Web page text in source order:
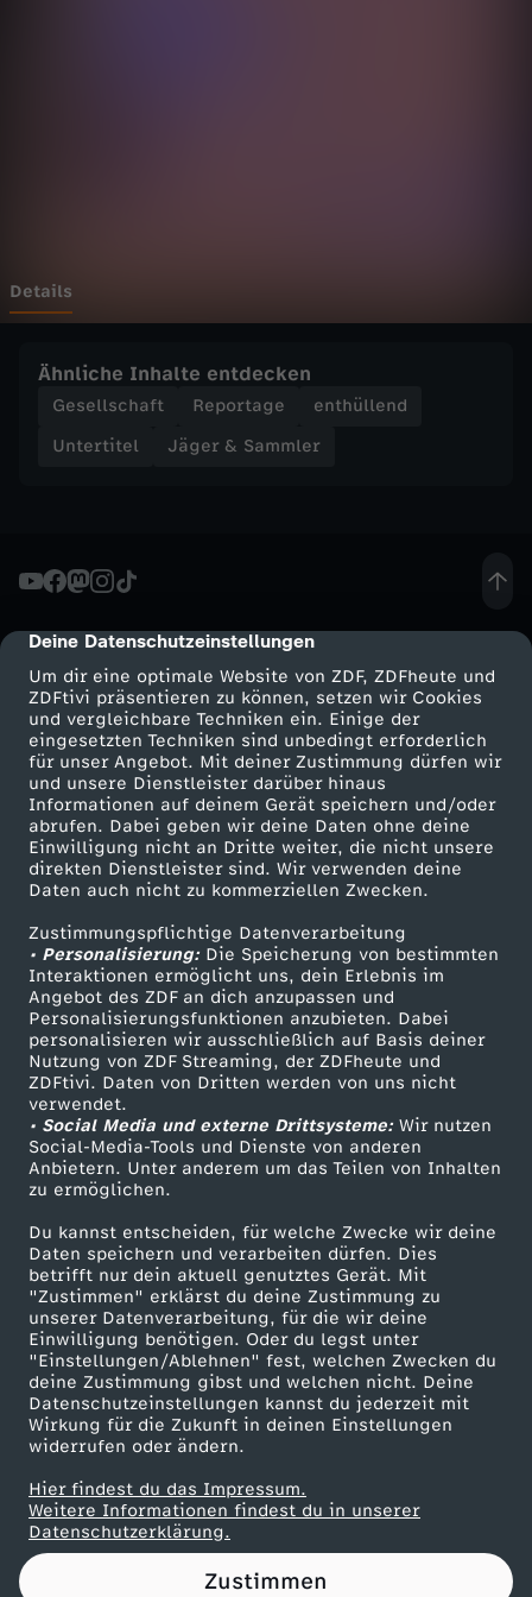
cmp-dialog-description
Deine Datenschutzeinstellungen
Um dir eine optimale Website von ZDF, ZDFheute und
ZDFtivi präsentieren zu können, setzen wir Cookies
und vergleichbare Techniken ein. Einige der
eingesetzten Techniken sind unbedingt erforderlich
für unser Angebot. Mit deiner Zustimmung dürfen wir
und unsere Dienstleister darüber hinaus
Informationen auf deinem Gerät speichern und/oder
abrufen. Dabei geben wir deine Daten ohne deine
Einwilligung nicht an Dritte weiter, die nicht unsere
direkten Dienstleister sind. Wir verwenden deine
Daten auch nicht zu kommerziellen Zwecken.
Zustimmungspflichtige Datenverarbeitung
• Personalisierung:Die Speicherung von bestimmten
Interaktionen ermöglicht uns, dein Erlebnis im
Angebot des ZDF an dich anzupassen und
Personalisierungsfunktionen anzubieten. Dabei
personalisieren wir ausschließlich auf Basis deiner
Nutzung von ZDF Streaming, der ZDFheute und
ZDFtivi. Daten von Dritten werden von uns nicht
verwendet.
• Social Media und externe Drittsysteme:Wir nutzen
Social-Media-Tools und Dienste von anderen
Anbietern. Unter anderem um das Teilen von Inhalten
zu ermöglichen.
Du kannst entscheiden, für welche Zwecke wir deine
Daten speichern und verarbeiten dürfen. Dies
betrifft nur dein aktuell genutztes Gerät. Mit
"Zustimmen" erklärst du deine Zustimmung zu
unserer Datenverarbeitung, für die wir deine
Einwilligung benötigen. Oder du legst unter
"Einstellungen/Ablehnen" fest, welchen Zwecken du
deine Zustimmung gibst und welchen nicht. Deine
Datenschutzeinstellungen kannst du jederzeit mit
Wirkung für die Zukunft in deinen Einstellungen
widerrufen oder ändern.
Hier findest du das Impressum.
Weitere Informationen findest du in unserer
Datenschutzerklärung.
Zustimmen
r
N
e
i
n
T
u
r
n
s
c
h
u
h
.
Details
Ähnliche Inhalte entdecken
Gesellschaft Reportage
enthüllend
Untertitel
Jäger & Sammler
Mehr ZDF
ZDF-Apps
Smart TV
ZDFtext
Livestreams
Sendungen A-Z
TV-Programm
Service
ZDFmitreden
Kontakt zum ZDF
Tickets
Zuschauerservice
Hilfe
ZDF Unternehmen
Karriere
ZDF goes Schule
Werbefernsehen
Mainzelmännchen
Partner